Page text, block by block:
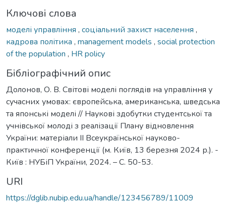
Ключові слова
моделі управління , соціальний захист населення ,
кадрова політика , management models , social protection
of the population , HR policy
Бібліографічний опис
Долонов, О. В. Світові моделі поглядів на управління у
сучасних умовах: європейська, американська, шведська
та японські моделі // Наукові здобутки студентської та
учнівської молоді з реалізації Плану відновлення
України: матеріали ІІ Всеукраїнської науково-
практичної конференції (м. Київ, 13 березня 2024 р.). -
Київ : НУБіП України, 2024. – С. 50-53.
URI
https://dglib.nubip.edu.ua/handle/123456789/11009